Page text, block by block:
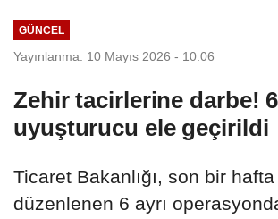
GÜNCEL
Yayınlanma: 10 Mayıs 2026 - 10:06
Zehir tacirlerine darbe!
uyuşturucu ele geçirildi
Ticaret Bakanlığı, son bir
düzenlenen 6 ayrı